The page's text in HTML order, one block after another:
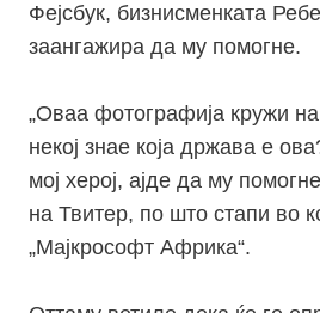
Фејсбук, бизнисменката
заангажира да му помогне.
„Оваа фотографија кружи
некој знае која држава е
мој херој, ајде да му
на Твитер, по што стапи во
„Мајкрософт Африка“.